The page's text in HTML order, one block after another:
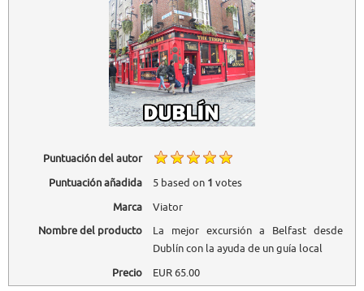
Puntuación del autor
Puntuación añadida
5based on 1 votes
Marca
Viator
Nombre del producto
La mejor excursión a Belfast desde
Dublín con la ayuda de un guía local
Precio
EUR65.00